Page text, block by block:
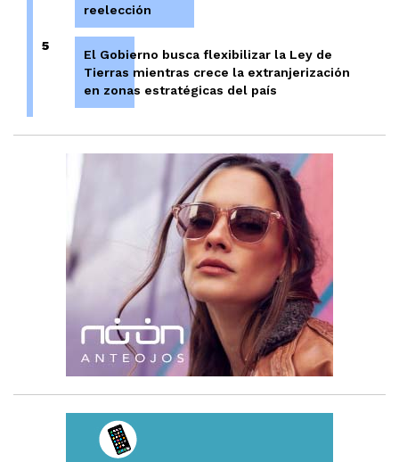
reelección
5
El Gobierno busca flexibilizar la Ley de
Tierras mientras crece la extranjerización
en zonas estratégicas del país